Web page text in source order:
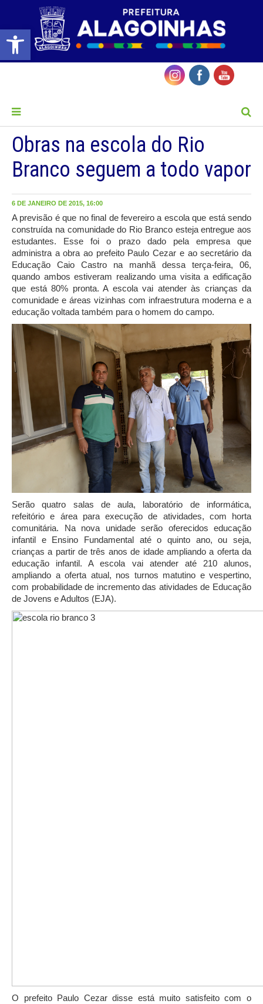
Obras na escola do Rio
Branco seguem a todo vapor
6 DE JANEIRO DE 2015, 16:00
A previsão é que no final de fevereiro a escola que está sendo
construída na comunidade do Rio Branco esteja entregue aos
estudantes. Esse foi o prazo dado pela empresa que
administra a obra ao prefeito Paulo Cezar e ao secretário da
Educação Caio Castro na manhã dessa terça-feira, 06,
quando ambos estiveram realizando uma visita a edificação
que está 80% pronta. A escola vai atender às crianças da
comunidade e áreas vizinhas com infraestrutura moderna e a
educação voltada também para o homem do campo.
Serão quatro salas de aula, laboratório de informática,
refeitório e área para execução de atividades, com horta
comunitária. Na nova unidade serão oferecidos educação
infantil e Ensino Fundamental até o quinto ano, ou seja,
crianças a partir de três anos de idade ampliando a oferta da
educação infantil. A escola vai atender até 210 alunos,
ampliando a oferta atual, nos turnos matutino e vespertino,
com probabilidade de incremento das atividades de Educação
de Jovens e Adultos (EJA).
O prefeito Paulo Cezar disse está muito satisfeito com o
Barra de Ferramentas Aberta